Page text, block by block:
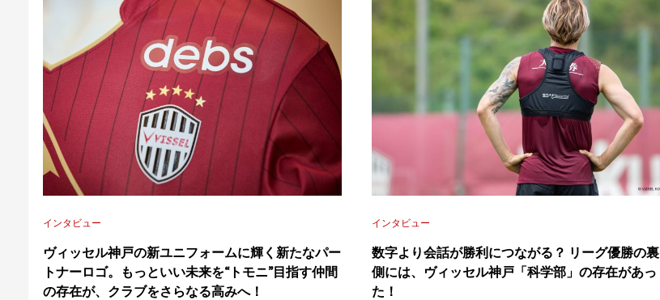
インタビュー
ヴィッセル神戸の新ユニフォームに輝く新たなパー
トナーロゴ。もっといい未来を“トモニ”目指す仲間
の存在が、クラブをさらなる高みへ！
インタビュー
数字より会話が勝利につながる？ リーグ優勝の裏
側には、ヴィッセル神戸「科学部」の存在があっ
た！